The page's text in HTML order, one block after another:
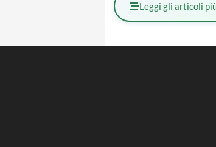
Leggi gli articoli